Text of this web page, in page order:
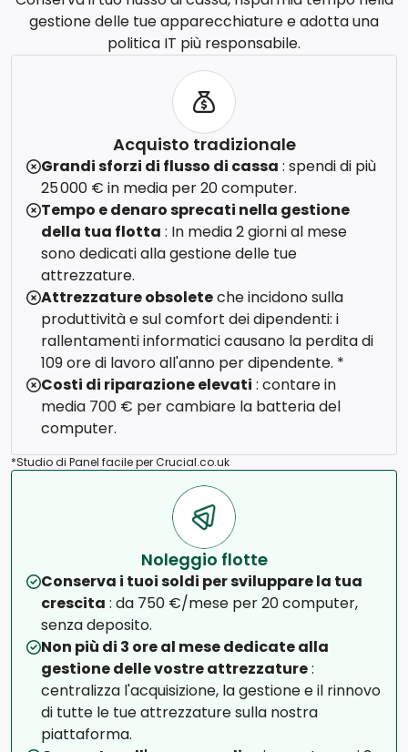
gestione delle tue apparecchiature e adotta una
politica IT più responsabile.
Acquisto tradizionale
Grandi sforzi di flusso di cassa : spendi di più
25 000 € in media per 20 computer.
Tempo e denaro sprecati nella gestione
della tua flotta : In media 2 giorni al mese
sono dedicati alla gestione delle tue
attrezzature.
Attrezzature obsoleteche incidono sulla
produttività e sul comfort dei dipendenti: i
rallentamenti informatici causano la perdita di
109 ore di lavoro all'anno per dipendente. *
Costi di riparazione elevati : contare in
media 700 € per cambiare la batteria del
computer.
*Studio di Panel facile per Crucial.co.uk
Noleggio flotte
Conserva i tuoi soldi per sviluppare la tua
crescita : da 750 €/mese per 20 computer,
senza deposito.
Non più di 3 ore al mese dedicate alla
gestione delle vostre attrezzature:
centralizza l'acquisizione, la gestione e il rinnovo
di tutte le tue attrezzature sulla nostra
piattaforma.